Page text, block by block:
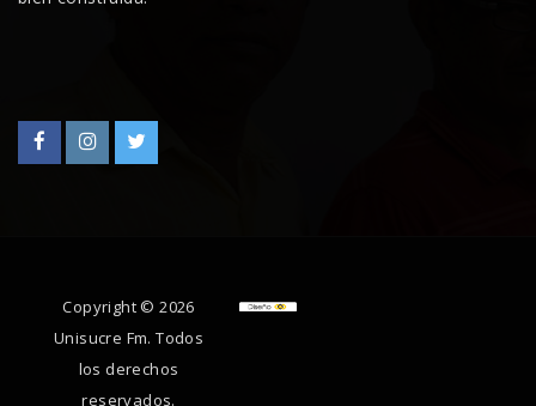
Copyright © 2026
Unisucre Fm. Todos
los derechos
reservados.